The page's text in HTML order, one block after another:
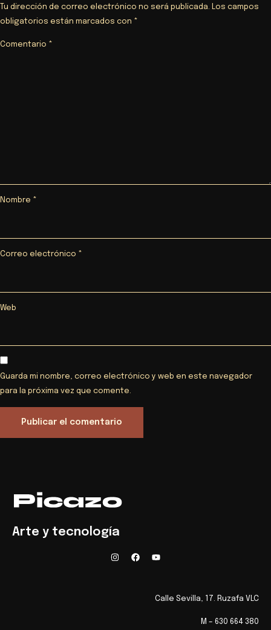
Tu dirección de correo electrónico no será publicada. Los campos
obligatorios están marcados con *
Comentario *
Nombre *
Correo electrónico *
Web
Guarda mi nombre, correo electrónico y web en este navegador
para la próxima vez que comente.
Arte y tecnología
Calle Sevilla, 17. Ruzafa VLC
M – 630 664 380